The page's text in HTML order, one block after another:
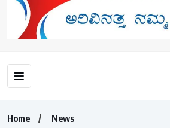
Home
News